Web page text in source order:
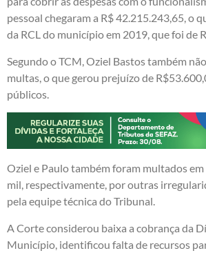
pessoal chegaram a R$ 42.215.243,65, o
da RCL do município em 2019, que foi de
Segundo o TCM, Oziel Bastos também
multas, o que gerou prejuízo de
públicos.
Oziel e Paulo também foram multados em
mil, respectivamente, por outras
pela equipe técnica do Tribunal.
A Corte considerou baixa a cobrança da
Município, identificou falta de recursos